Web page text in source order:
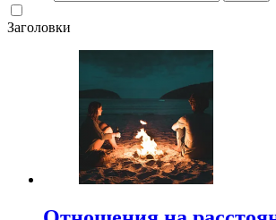
Заголовки